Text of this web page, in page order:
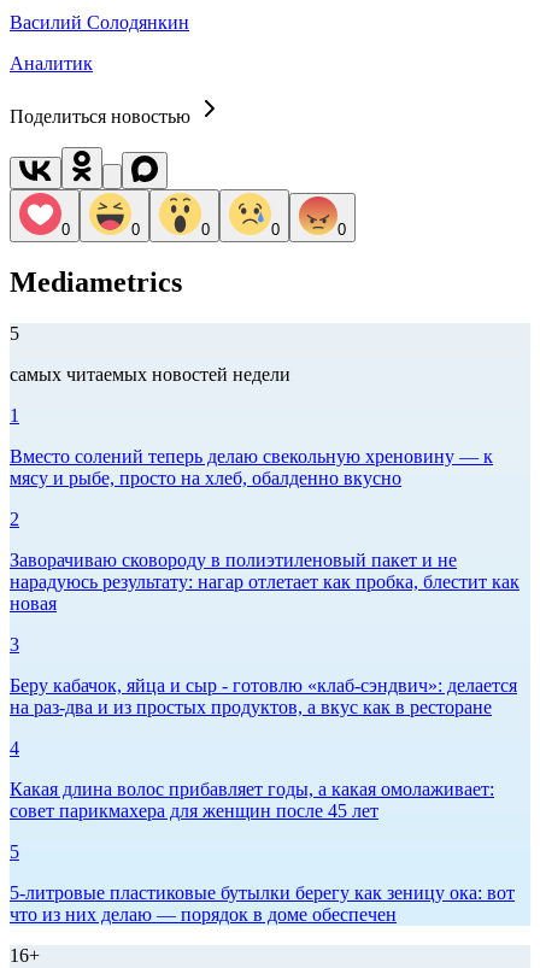
Василий Солодянкин
Аналитик
Поделиться новостью
0 0 0 0 0
Mediametrics
5
самых читаемых новостей недели
1
Вместо солений теперь делаю свекольную хреновину — к
мясу и рыбе, просто на хлеб, обалденно вкусно
2
Заворачиваю сковороду в полиэтиленовый пакет и не
нарадуюсь результату: нагар отлетает как пробка, блестит как
новая
3
Беру кабачок, яйца и сыр - готовлю «клаб-сэндвич»: делается
на раз-два и из простых продуктов, а вкус как в ресторане
4
Какая длина волос прибавляет годы, а какая омолаживает:
совет парикмахера для женщин после 45 лет
5
5-литровые пластиковые бутылки берегу как зеницу ока: вот
что из них делаю — порядок в доме обеспечен
16+